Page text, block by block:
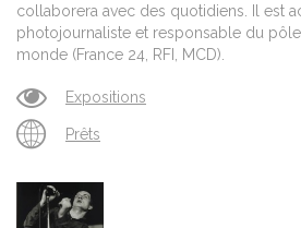
collaborera avec des quotidiens. Il est
photojournaliste et responsable du
monde (France 24, RFI, MCD).
Expositions
Prêts